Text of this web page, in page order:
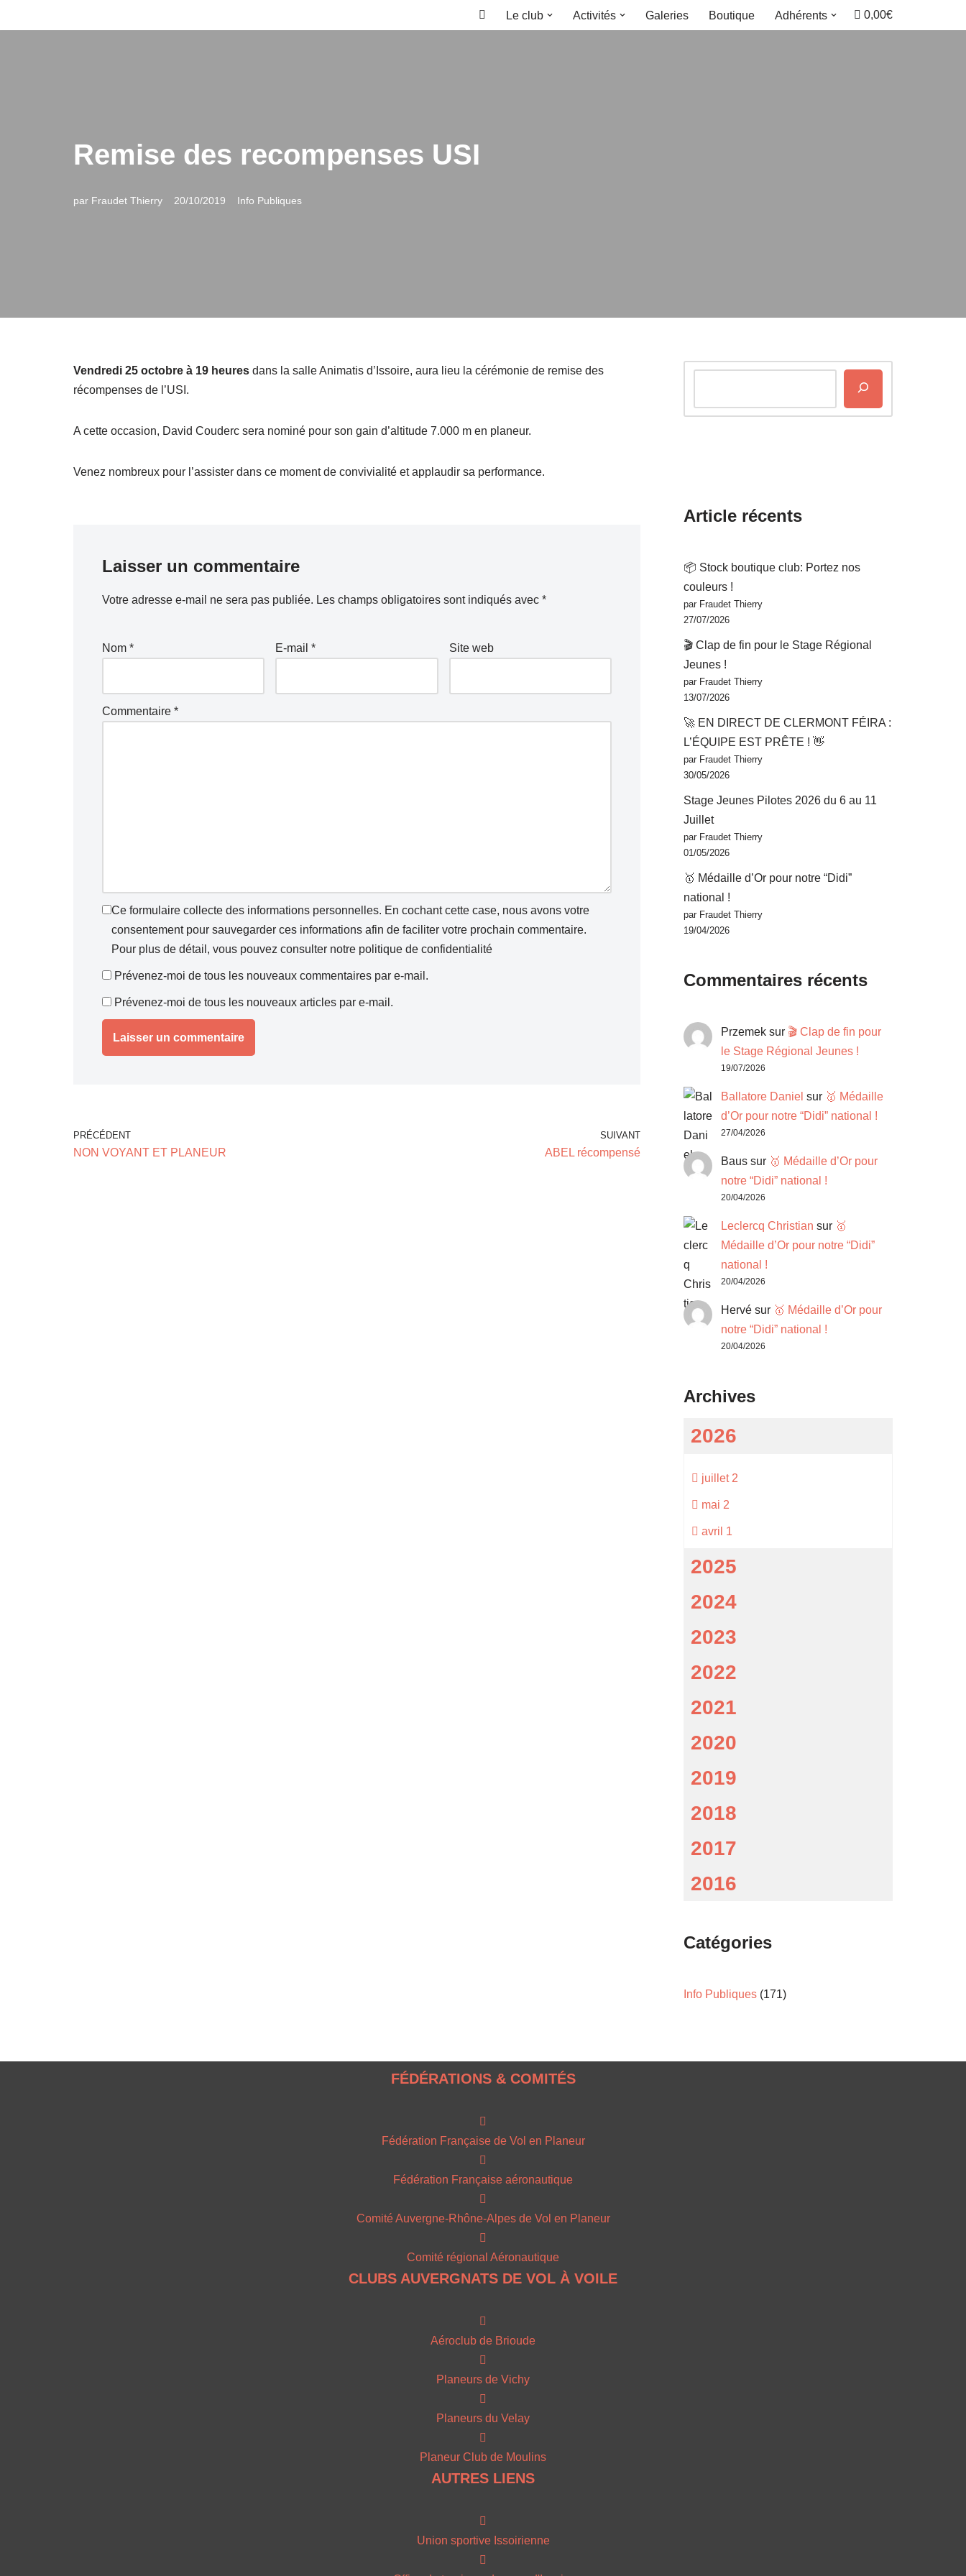
Accueil
Le club Activités Galeries Boutique Adhérents 0,00€
Remise des recompenses USI
par Fraudet Thierry 20/10/2019 Info Publiques
Vendredi 25 octobre à 19 heures dans la salle Animatis d’Issoire, aura lieu la cérémonie de remise des
récompenses de l’USI.
A cette occasion, David Couderc sera nominé pour son gain d’altitude 7.000 m en planeur.
Venez nombreux pour l’assister dans ce moment de convivialité et applaudir sa performance.
Laisser un commentaire
Votre adresse e-mail ne sera pas publiée. Les champs obligatoires sont indiqués avec *
Nom * E-mail* Site web
Commentaire *
Ce formulaire collecte des informations personnelles. En cochant cette case, nous avons votre
consentement pour sauvegarder ces informations afin de faciliter votre prochain commentaire.
Pour plus de détail, vous pouvez consulter notre politique de confidentialité
Prévenez-moi de tous les nouveaux commentaires par e-mail.
Prévenez-moi de tous les nouveaux articles par e-mail.
PRÉCÉDENT
NON VOYANT ET PLANEUR
SUIVANT
ABEL récompensé
Article récents
📦 Stock boutique club: Portez nos
couleurs !
par Fraudet Thierry
27/07/2026
🎬 Clap de fin pour le Stage Régional
Jeunes !
par Fraudet Thierry
13/07/2026
🚀 EN DIRECT DE CLERMONT FÉIRA :
L’ÉQUIPE EST PRÊTE ! 👋
par Fraudet Thierry
30/05/2026
Stage Jeunes Pilotes 2026 du 6 au 11
Juillet
par Fraudet Thierry
01/05/2026
🥇 Médaille d’Or pour notre “Didi”
national !
par Fraudet Thierry
19/04/2026
Commentaires récents
Przemek sur 🎬 Clap de fin pour
le Stage Régional Jeunes !
19/07/2026
Ballatore Daniel sur 🥇 Médaille
d’Or pour notre “Didi” national !
27/04/2026
Baus sur 🥇 Médaille d’Or pour
notre “Didi” national !
20/04/2026
Leclercq Christian sur 🥇
Médaille d’Or pour notre “Didi”
national !
20/04/2026
Hervé sur 🥇 Médaille d’Or pour
notre “Didi” national !
20/04/2026
Archives
2026
juillet 2
mai 2
avril 1
2025
2024
2023
2022
2021
2020
2019
2018
2017
2016
Catégories
Info Publiques (171)
FÉDÉRATIONS & COMITÉS
Fédération Française de Vol en Planeur
Fédération Française aéronautique
Comité Auvergne-Rhône-Alpes de Vol en Planeur
Comité régional Aéronautique
CLUBS AUVERGNATS DE VOL À VOILE
Aéroclub de Brioude
Planeurs de Vichy
Planeurs du Velay
Planeur Club de Moulins
AUTRES LIENS
Union sportive Issoirienne